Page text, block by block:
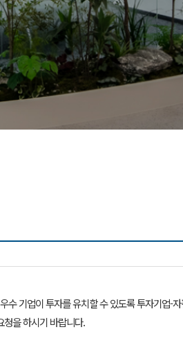
기업이 투자를 유치할 수 있도록 투자기업-
을 하시기 바랍니다.